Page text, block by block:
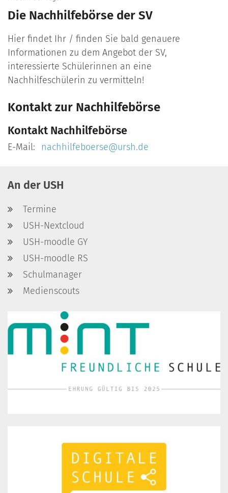
Die Nachhilfebörse der SV
Hier findet Ihr / finden Sie bald genauere
Informationen zu dem Angebot der SV,
interessierte Schülerinnen an eine
Nachhilfeschülerin zu vermitteln!
Kontakt zur Nachhilfebörse
Kontakt Nachhilfebörse
E-Mail: nachhilfeboerse@ursh.de
An der USH
Termine
USH-Nextcloud
USH-moodle GY
USH-moodle RS
Schulmanager
Medienscouts